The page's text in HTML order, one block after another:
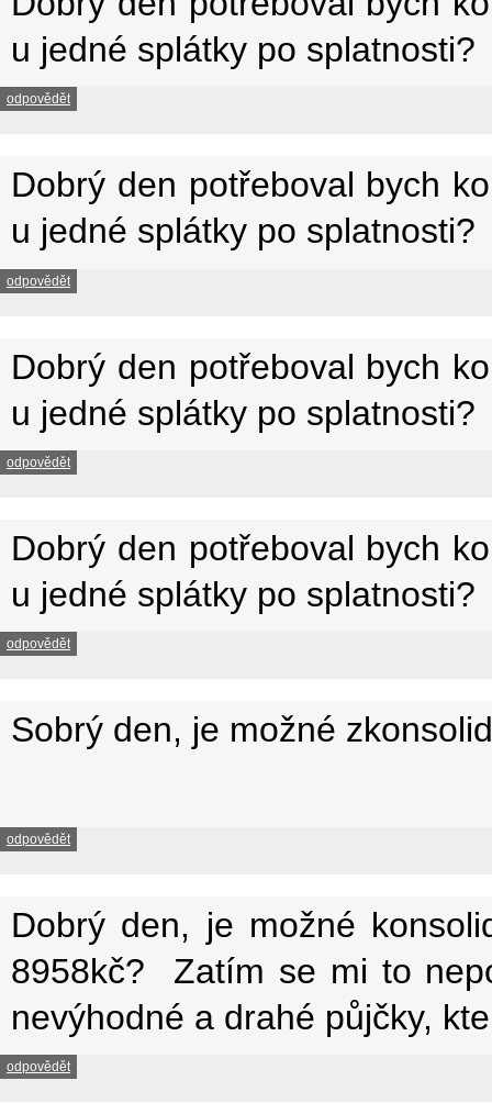
u jedné splátky po splatnosti?
odpovědět
Dobrý den potřeboval bych
u jedné splátky po splatnosti?
odpovědět
Dobrý den potřeboval bych
u jedné splátky po splatnosti?
odpovědět
Dobrý den potřeboval bych
u jedné splátky po splatnosti?
odpovědět
Sobrý den, je možné
odpovědět
Dobrý den, je možné
8958kč? Zatím se mi to
nevýhodné a drahé půjčky,
odpovědět